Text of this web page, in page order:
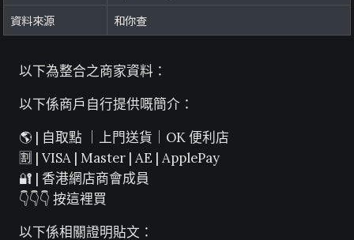
資料來源
和你查
以下為整合之商家資料：
以下係商戶自行提供嘅簡介：
🌎 | 自取點 ｜上門送貨｜OK 便利店
🈹 | VISA | Master | AE | ApplePay
🔐 | 香港網店商會成員
👇👇👇 按這裡買
以下係相關證明貼文：